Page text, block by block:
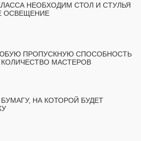
НЕОБХОДИМ СТОЛ И СТУЛЬЯ
ОСВЕЩЕНИЕ
ПРОПУСКНУЮ СПОСОБНОСТЬ
МАСТЕРОВ
НА КОТОРОЙ БУДЕТ